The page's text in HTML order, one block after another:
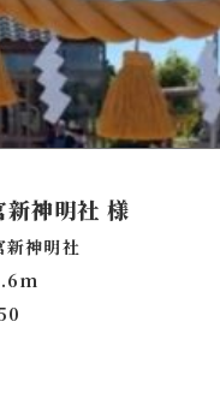
新神明社 様
新神明社